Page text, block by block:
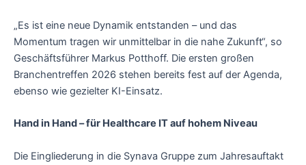
„Es ist eine neue Dynamik entstanden – und das
Momentum tragen wir unmittelbar in die nahe Zukunft“, so
Geschäftsführer Markus Potthoff. Die ersten großen
Branchentreffen 2026 stehen bereits fest auf der Agenda,
ebenso wie gezielter KI-Einsatz.
Hand in Hand – für Healthcare IT auf hohem Niveau
Die Eingliederung in die Synava Gruppe zum Jahresauftakt